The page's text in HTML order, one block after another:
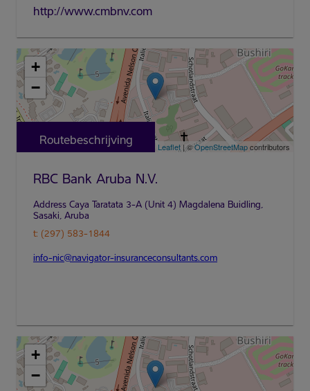
http://www.cmbnv.com
+
−
Leaflet | ©OpenStreetMapcontributors
Routebeschrijving
RBC Bank Aruba N.V.
t: (297) 583-1844
info-nic@navigator-insuranceconsultants.com
+
−